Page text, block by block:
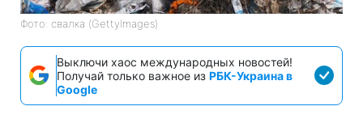
Фото: свалка (GettyImages)
Выключи хаос международных новостей!
Получай только важное из РБК-Украина в
Google